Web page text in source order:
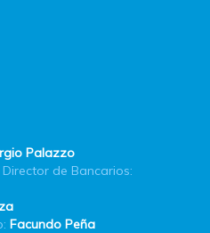
Palazzo
de Bancarios:
Facundo Peña